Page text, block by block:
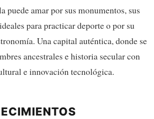
puede amar por sus monumentos, sus
para practicar deporte o por su
Una capital auténtica, donde se
ancestrales e historia secular con
e innovación tecnológica.